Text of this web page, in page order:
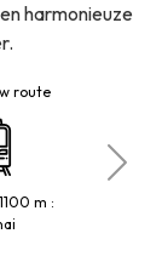
harmonieuze
route
m :